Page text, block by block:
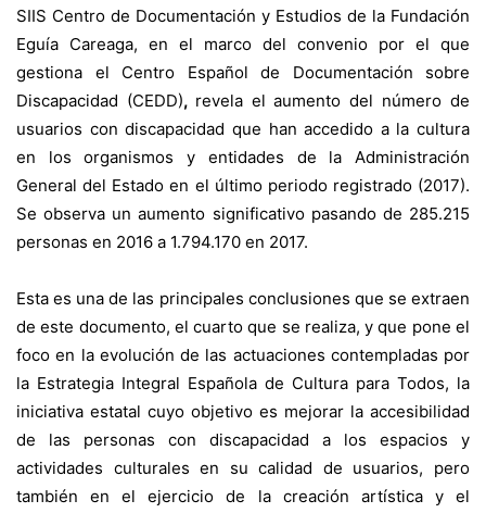
SIIS Centro de Documentación y Estudios de la Fundación
Eguía Careaga, en el marco del convenio por el que
gestiona el Centro Español de Documentación sobre
Discapacidad (CEDD), revela el aumento del número de
usuarios con discapacidad que han accedido a la cultura
en los organismos y entidades de la Administración
General del Estado en el último periodo registrado (2017).
Se observa un aumento significativo pasando de 285.215
personas en 2016 a 1.794.170 en 2017.
Esta es una de las principales conclusiones que se extraen
de este documento, el cuarto que se realiza, y que pone el
foco en la evolución de las actuaciones contempladas por
la Estrategia Integral Española de Cultura para Todos, la
iniciativa estatal cuyo objetivo es mejorar la accesibilidad
de las personas con discapacidad a los espacios y
actividades culturales en su calidad de usuarios, pero
también en el ejercicio de la creación artística y el